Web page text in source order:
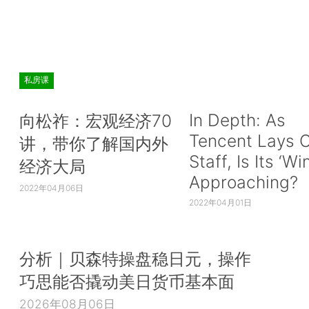
私房课
向松祚：宏观经济70
讲，带你了解国内外
经济大局
2022年04月06日
In Depth: As
Tencent Lays
Staff, Is Its
Approaching?
2022年04月01日
分析｜贝森特操盘稳日元，操作
巧思能否撬动美日货币基本面
2026年08月06日